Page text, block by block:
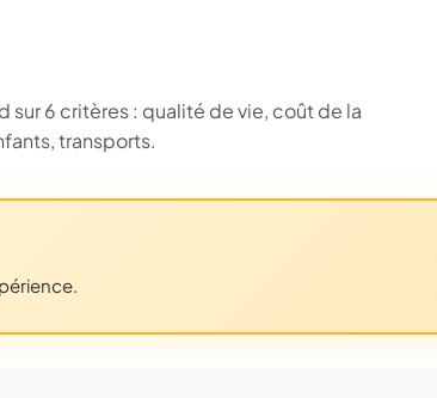
sur 6 critères : qualité de vie, coût de la
transports.